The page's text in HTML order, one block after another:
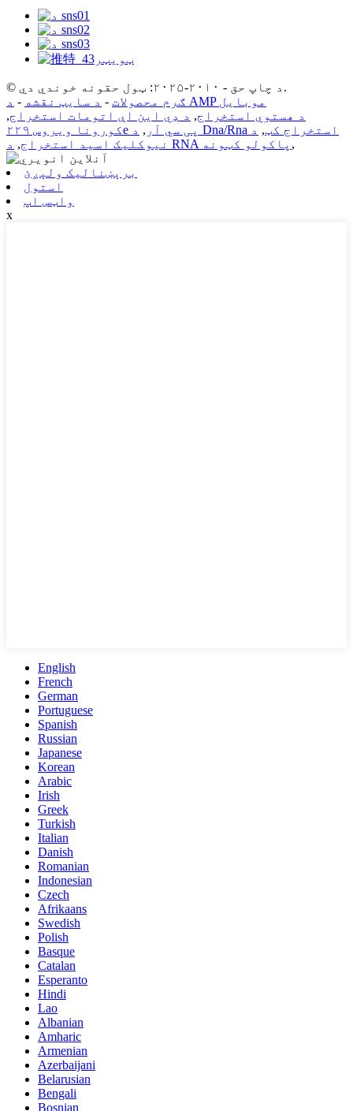
© د چاپ حق - ۲۰۱۰-۲۰۲۵: ټول حقونه خوندي دي.
ګرم محصولات - د سایټ نقشه -
د AMP موبایل
د هستوي استخراج, د ډي این اې اتومات استخراج,
کورونا ویروس ۲۲۹e پی سي آر , د Dna/Rna استخراج کټ, د
نیوکلیک اسید استخراج, د RNA پاکولو کټونه ,
برېښنالیک ولېږئ
استول
واټس اپ
x
English
French
German
Portuguese
Spanish
Russian
Japanese
Korean
Arabic
Irish
Greek
Turkish
Italian
Danish
Romanian
Indonesian
Czech
Afrikaans
Swedish
Polish
Basque
Catalan
Esperanto
Hindi
Lao
Albanian
Amharic
Armenian
Azerbaijani
Belarusian
Bengali
Bosnian